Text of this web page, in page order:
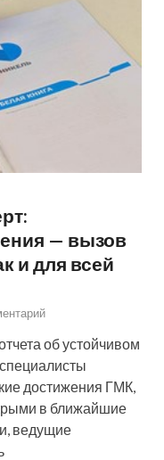
— вызов
и для всей
об устойчивом
достижения ГМК,
в ближайшие
ведущие